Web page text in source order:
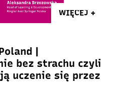
WIĘCEJ +
|
bez strachu czyli
uczenie się przez